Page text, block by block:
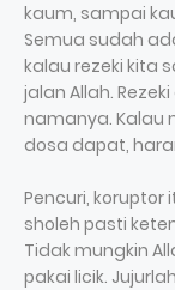
kaum, sampai
Semua sudah
kalau rezeki kita
jalan Allah.
namanya. Kalau
dosa dapat,
Pencuri, koruptor
sholeh pasti
Tidak mungkin
pakai licik.